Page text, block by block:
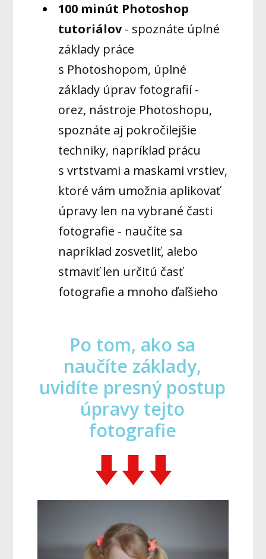
100 minút Photoshop
tutoriálov- spoznáte úplné
základy práce
s Photoshopom, úplné
základy úprav fotografií -
orez, nástroje Photoshopu,
spoznáte aj pokročilejšie
techniky, napríklad prácu
s vrtstvami a maskami vrstiev,
ktoré vám umožnia aplikovať
úpravy len na vybrané časti
fotografie - naučíte sa
napríklad zosvetliť, alebo
stmaviť len určitú časť
fotografie a mnoho ďaľšieho
Po tom, ako sa
naučíte základy,
uvidíte presný postup
úpravy tejto
fotografie